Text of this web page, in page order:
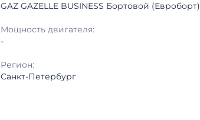
GAZ GAZELLE BUSINESS Бортовой (Евроборт)
Мощность двигателя:
-
Регион:
Санкт-Петербург